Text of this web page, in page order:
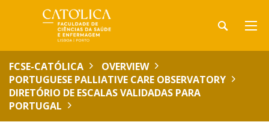
FCSE-CATÓLICA
OVERVIEW
PORTUGUESE PALLIATIVE CARE OBSERVATORY
DIRETÓRIO DE ESCALAS VALIDADAS PARA
PORTUGAL